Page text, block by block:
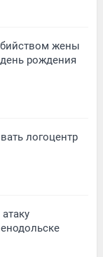
жены
рождения
логоцентр